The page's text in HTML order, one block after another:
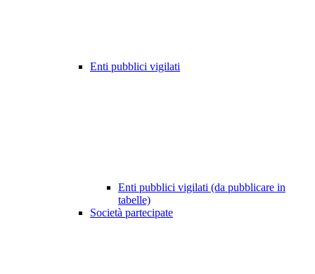
Enti pubblici vigilati
Enti pubblici vigilati (da pubblicare in
tabelle)
Società partecipate